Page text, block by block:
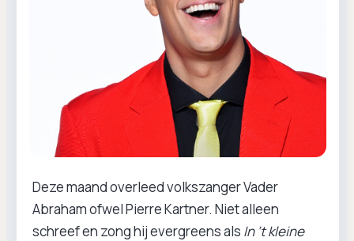
Deze maand overleed volkszanger Vader
Abraham ofwel Pierre Kartner. Niet alleen
schreef en zong hij evergreens als In ‘t kleine